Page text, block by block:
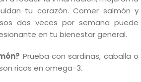
tu corazón. Comer salmón y
dos veces por semana puede
en tu bienestar general.
Prueba con sardinas, caballa o
ricos en omega-3.